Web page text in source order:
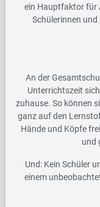
ein Hauptfaktor für
Schülerinnen
An der
Unterrichtszeit
zuhause. So können
ganz auf den
Hände und Köpfe
und
Und: Kein Schüler
einem